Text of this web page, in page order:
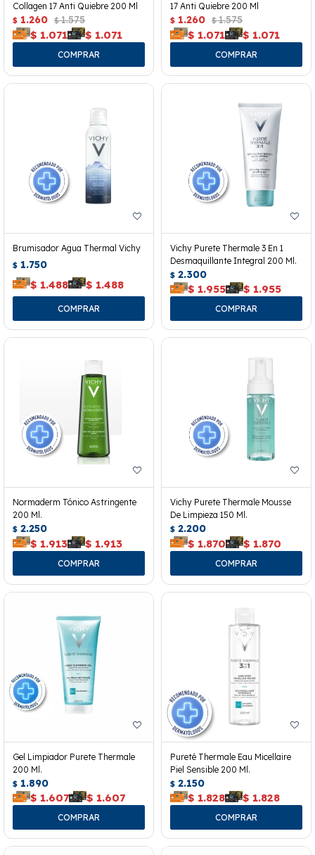
Collagen 17 Anti Quiebre 200 Ml
$ 1.260 $ 1.575
$ 1.071 $ 1.071
17 Anti Quiebre 200 Ml
$ 1.260 $ 1.575
$ 1.071 $ 1.071
Brumisador Agua Thermal Vichy
$ 1.750
$ 1.488 $ 1.488
Vichy Purete Thermale 3 En 1
Desmaquillante Integral 200 Ml.
$ 2.300
$ 1.955 $ 1.955
Normaderm Tónico Astringente
200 Ml.
$ 2.250
$ 1.913 $ 1.913
Vichy Purete Thermale Mousse
De Limpieza 150 Ml.
$ 2.200
$ 1.870 $ 1.870
Gel Limpiador Purete Thermale
200 Ml.
$ 1.890
$ 1.607 $ 1.607
Pureté Thermale Eau Micellaire
Piel Sensible 200 Ml.
$ 2.150
$ 1.828 $ 1.828